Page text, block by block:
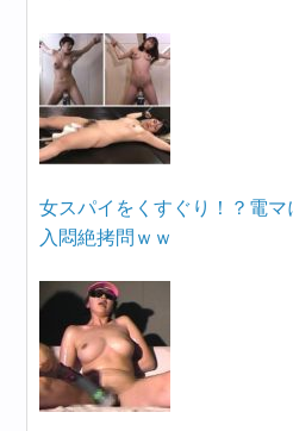
女スパイをくすぐり！？電
入悶絶拷問ｗｗ